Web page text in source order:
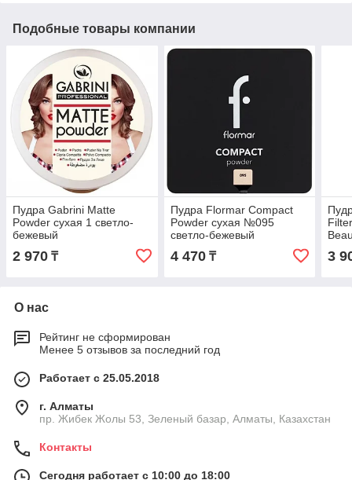
Подобные товары компании
Пудра Gabrini Matte
Powder сухая 1 светло-
бежевый
2 970 ₸
Пудра Flormar Compact
Powder сухая №095
светло-бежевый
4 470₸ 3
О нас
Рейтинг не сформирован
Менее 5 отзывов за последний год
Работает с 25.05.2018
г. Алматы
пр. Жибек Жолы 53, Зеленый базар, Алматы, Казахстан
Контакты
Сегодня работает с 10:00 до 18:00